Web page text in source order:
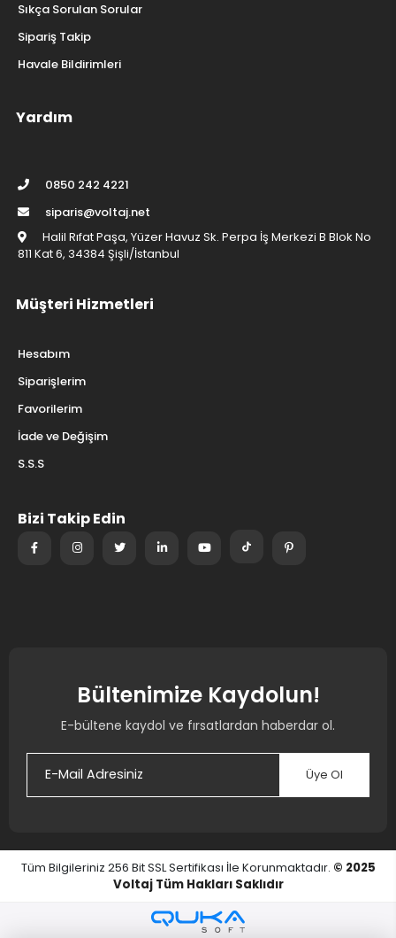
Sıkça Sorulan Sorular
Sipariş Takip
Havale Bildirimleri
Yardım
0850 242 4221
siparis@voltaj.net
Halil Rıfat Paşa, Yüzer Havuz Sk. Perpa İş Merkezi B Blok No
811 Kat 6, 34384 Şişli/İstanbul
Müşteri Hizmetleri
Hesabım
Siparişlerim
Favorilerim
İade ve Değişim
S.S.S
Bizi Takip Edin
Bültenimize Kaydolun!
E-bültene kaydol ve fırsatlardan haberdar ol.
Üye Ol
Tüm Bilgileriniz 256 Bit SSL Sertifikası İle Korunmaktadır. © 2025
Voltaj Tüm Hakları Saklıdır